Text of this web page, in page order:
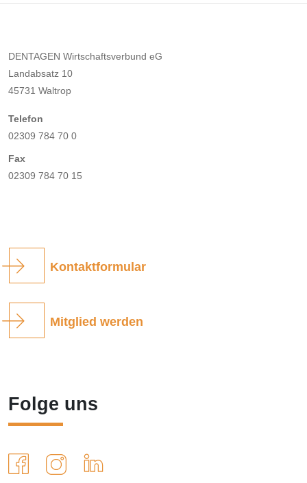
DENTAGEN Wirtschaftsverbund eG
Landabsatz 10
45731 Waltrop
Telefon
02309 784 70 0
Fax
02309 784 70 15
Kontaktformular
Mitglied werden
Folge uns